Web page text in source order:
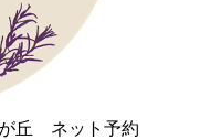
が丘 ネット予約